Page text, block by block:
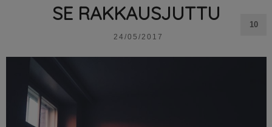
SE RAKKAUSJUTTU
24/05/2017
10